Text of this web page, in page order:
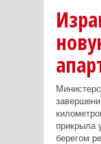
прикрыла
берегом